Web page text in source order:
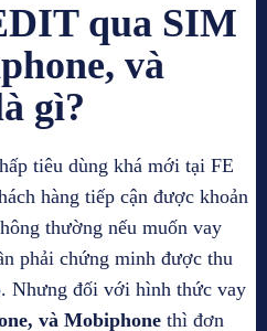
qua SIM
và
gì?
tiêu dùng khá mới tại FE
hàng tiếp cận được khoản
thường nếu muốn vay
phải chứng minh được thu
Nhưng đối với hình thức vay
và Mobiphone thì đơn